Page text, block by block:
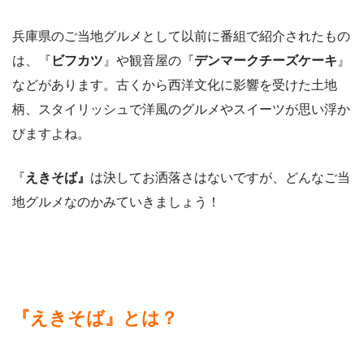
兵庫県のご当地グルメとして以前に番組で紹介されたもの
は、『 ビフカツ 』や観音屋の『デンマークチーズケーキ 』
などがあります。古くから西洋文化に影響を受けた土地
柄、スタイリッシュで洋風のグルメやスイーツが思い浮か
びますよね。
『えきそば』 は決してお洒落さはないですが、どんなご当
地グルメなのかみていきましょう！
『えきそば』とは？